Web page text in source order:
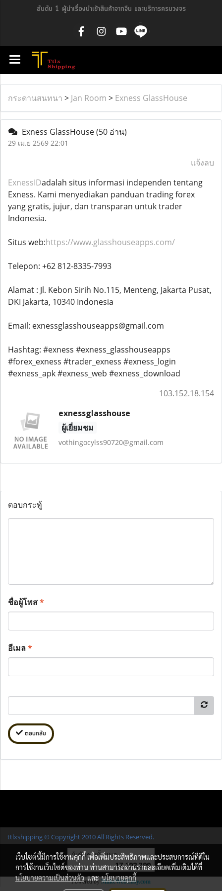
อันดับ 1 ผู้นำเรื่องนำเข้าสินค้าจากจีน และบริการครบวงจร
กระดานสนทนา > Jan Room > Exness GlassHouse
Exness GlassHouse(50 อ่าน)
29 เม.ย 2569 22:01
แจ้งลบ
ExnessIDadalah situs informasi independen tentang
Exness. Kami menyediakan panduan trading forex
yang gratis, jujur, dan transparan untuk trader
Indonesia.
Situs web:https://www.glasshouseapps.com/
Telepon: +62 812-8335-7993
Alamat : Jl. Kebon Sirih No.115, Menteng, Jakarta Pusat,
DKI Jakarta, 10340 Indonesia
Email: exnessglasshouseapps@gmail.com
Hashtag: #exness #exness_glasshouseapps
#forex_exness #trader_exness #exness_login
#exness_apk #exness_web #exness_download
103.152.18.154
exnessglasshouse
ผู้เยี่ยมชม
vothingocylss90720@gmail.com
ตอบกระทู้
ชื่อผู้โพส*
อีเมล*
ตอบกลับ
ttlxshipping © Copyright 2010 All Rights Reserved.
ผู้เข้าชมทั้งหมด
17,192,399
Powered by MakeWebEasy.com
เว็บไซต์นี้มีการใช้งานคุกกี้ เพื่อเพิ่มประสิทธิภาพและประสบการณ์ที่ดีใน
การใช้งานเว็บไซต์ของท่าน ท่านสามารถอ่านรายละเอียดเพิ่มเติมได้ที่
นโยบายความเป็นส่วนตัวและนโยบายคุกกี้